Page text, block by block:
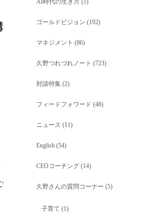
AI時代の生き方 (1)
ゴールドビジョン (192)
マネジメント (86)
久野つれづれノート (723)
対談特集 (2)
フィードフォワード (48)
ニュース (11)
English (54)
CEOコーチング (14)
久野さんの質問コーナー (5)
子育て (1)